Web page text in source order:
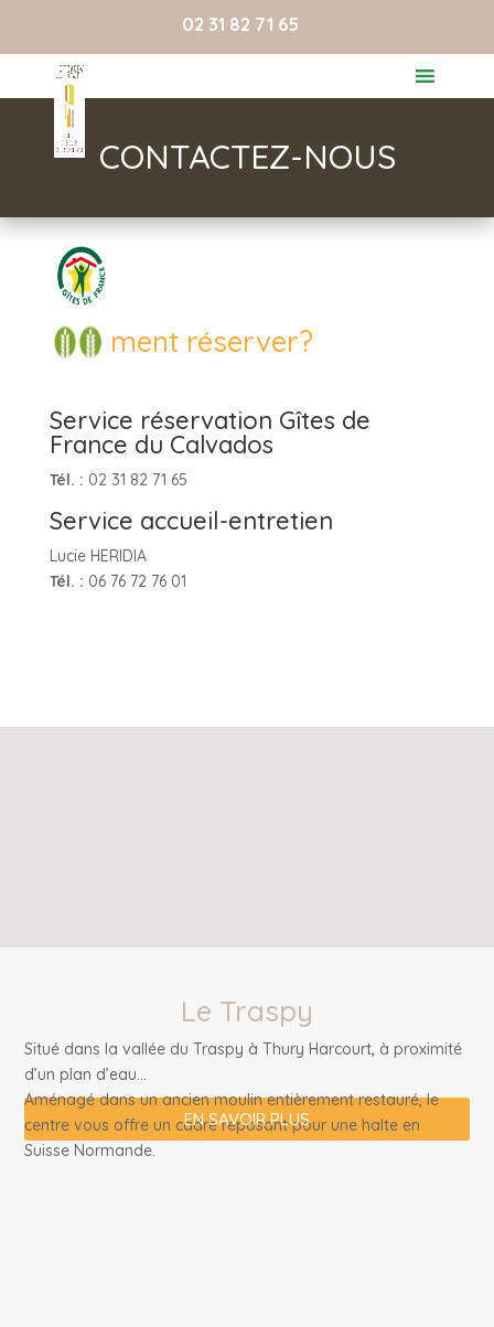
02 31 82 71 65
CONTACTEZ-NOUS
Comment réserver?
Service réservation Gîtes de
France du Calvados
Tél. : 02 31 82 71 65
Service accueil-entretien
Lucie HERIDIA
Tél. : 06 76 72 76 01
Le Traspy
Situé dans la vallée du Traspy à Thury Harcourt, à proximité
d’un plan d’eau…
Aménagé dans un ancien moulin entièrement restauré, le
centre vous offre un cadre reposant pour une halte en
Suisse Normande.
EN SAVOIR PLUS